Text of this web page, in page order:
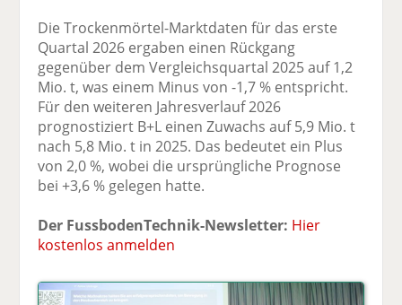
Die Trockenmörtel-Marktdaten für das erste
Quartal 2026 ergaben einen Rückgang
gegenüber dem Vergleichsquartal 2025 auf 1,2
Mio. t, was einem Minus von -1,7 % entspricht.
Für den weiteren Jahresverlauf 2026
prognostiziert B+L einen Zuwachs auf 5,9 Mio. t
nach 5,8 Mio. t in 2025. Das bedeutet ein Plus
von 2,0 %, wobei die ursprüngliche Prognose
bei +3,6 % gelegen hatte.
Der FussbodenTechnik-Newsletter: Hier
kostenlos anmelden